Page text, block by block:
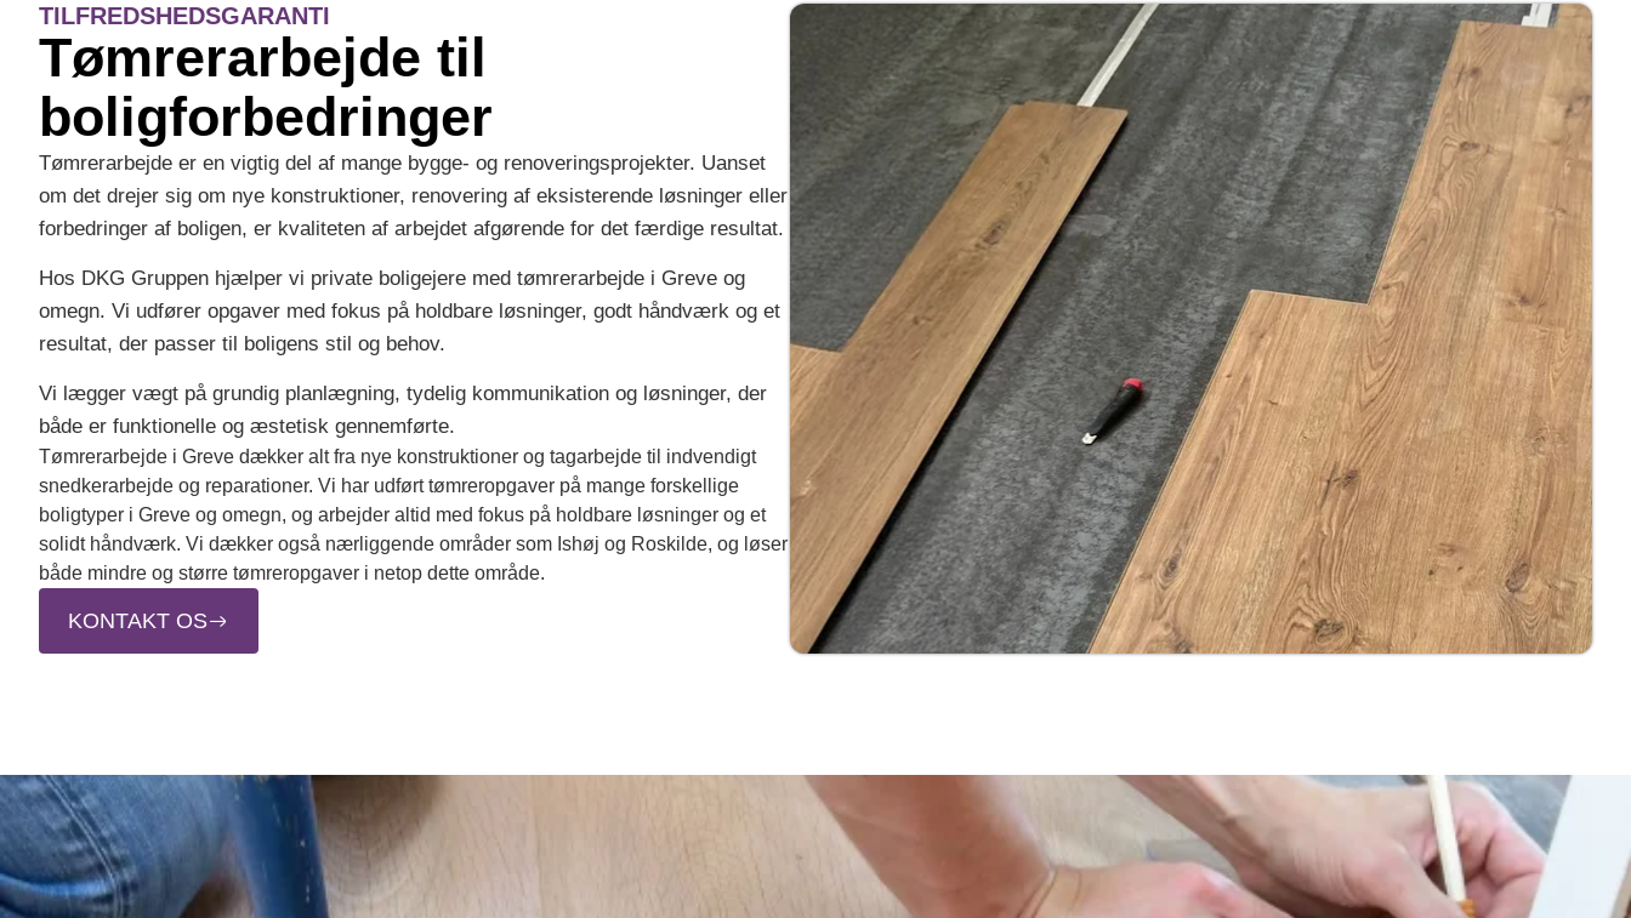
TILFREDSHEDSGARANTI
Tømrerarbejde til
boligforbedringer
Tømrerarbejde er en vigtig del af mange bygge- og renoveringsprojekter. Uanset
om det drejer sig om nye konstruktioner, renovering af eksisterende løsninger eller
forbedringer af boligen, er kvaliteten af arbejdet afgørende for det færdige resultat.
Hos DKG Gruppen hjælper vi private boligejere med tømrerarbejde i Greve og
omegn. Vi udfører opgaver med fokus på holdbare løsninger, godt håndværk og et
resultat, der passer til boligens stil og behov.
Vi lægger vægt på grundig planlægning, tydelig kommunikation og løsninger, der
både er funktionelle og æstetisk gennemførte.
Tømrerarbejde i Greve dækker alt fra nye konstruktioner og tagarbejde til indvendigt
snedkerarbejde og reparationer. Vi har udført tømreropgaver på mange forskellige
boligtyper i Greve og omegn, og arbejder altid med fokus på holdbare løsninger og et
solidt håndværk. Vi dækker også nærliggende områder som Ishøj og Roskilde, og løser
både mindre og større tømreropgaver i netop dette område.
KONTAKT OS